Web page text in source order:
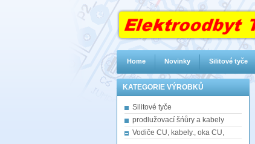
KATEGORIE VÝROBKŮ
Silitové tyče
prodlužovací šńůry a kabely
Vodiče CU, kabely., oka CU,
Home Novinky Silitové tyče